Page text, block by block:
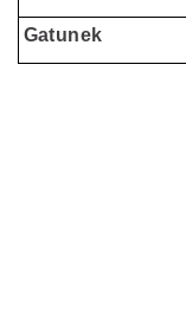
Gatunek